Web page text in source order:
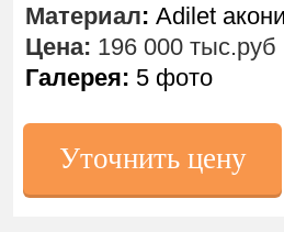
Уточнить цену
Материал: Adilet
Цена: 196 000 тыс.руб
Галерея: 5 фото